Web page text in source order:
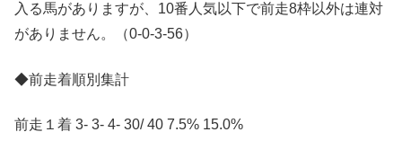
入る馬がありますが、10番人気以下で前走8枠以外は連対
がありません。（0-0-3-56）
◆前走着順別集計
前走１着 3- 3- 4- 30/ 40 7.5% 15.0%